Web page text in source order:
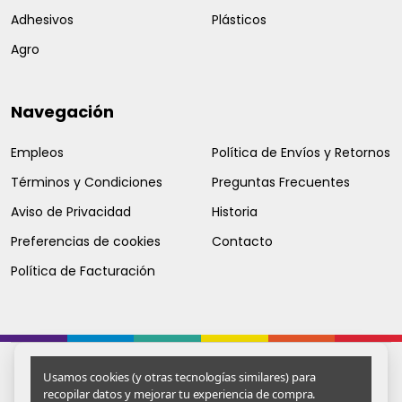
Adhesivos
Agro
Plásticos
Navegación
Empleos
Términos y Condiciones
Aviso de Privacidad
Preferencias de cookies
Política de Facturación
Política de Envíos y Retornos
Preguntas Frecuentes
Historia
Contacto
Usamos cookies (y otras tecnologías similares) para
recopilar datos y mejorar tu experiencia de compra.